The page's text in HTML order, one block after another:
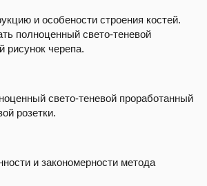
и особености строения костей.
полноценный свето-теневой
рисунок черепа.
свето-теневой проработанный
розетки.
и закономерности метода